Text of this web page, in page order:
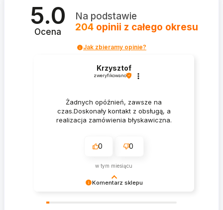
5.0
Ocena
Na podstawie
204 opinii z całego okresu
Jak zbieramy opinie?
Komentarz sklepu
Krzysztof
zweryfikowano
Żadnych opóźnień, zawsze na
czas.Doskonały kontakt z obsługą, a
realizacja zamówienia błyskawiczna.
0 0
w tym miesiącu